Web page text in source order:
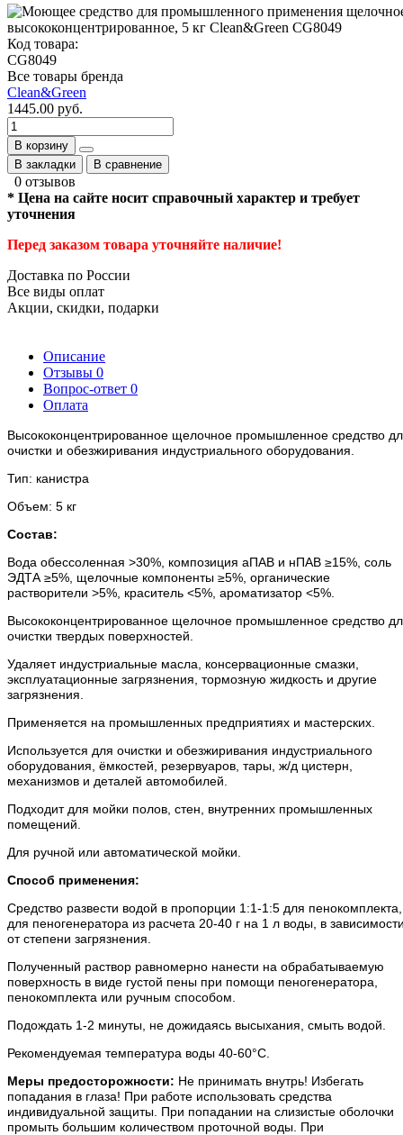
Код товара:
CG8049
Все товары бренда
Clean&Green
1445.00 руб.
В корзину
В закладки
В сравнение
0 отзывов
* Цена на сайте носит справочный характер и требует
уточнения
Перед заказом товара уточняйте наличие!
Доставка по России
Все виды оплат
Акции, скидки, подарки
Описание
Отзывы 0
Вопрос-ответ 0
Оплата
Высококонцентрированное щелочное промышленное средство
очистки и обезжиривания индустриального оборудования.
Тип: канистра
Объем: 5 кг
Состав:
Вода обессоленная >30%, композиция аПАВ и нПАВ ≥15%, соль
ЭДТА ≥5%, щелочные компоненты ≥5%, органические
растворители >5%, краситель <5%, ароматизатор <5%.
Высококонцентрированное щелочное промышленное средство
очистки твердых поверхностей.
Удаляет индустриальные масла, консервационные смазки,
эксплуатационные загрязнения, тормозную жидкость и другие
загрязнения.
Применяется на промышленных предприятиях и мастерских.
Используется для очистки и обезжиривания индустриального
оборудования, ёмкостей, резервуаров, тары, ж/д цистерн,
механизмов и деталей автомобилей.
Подходит для мойки полов, стен, внутренних промышленных
помещений.
Для ручной или автоматической мойки.
Способ применения:
Средство развести водой в пропорции 1:1-1:5 для пенокомплекта,
для пеногенератора из расчета 20-40 г на 1 л воды, в
от степени загрязнения.
Полученный раствор равномерно нанести на обрабатываемую
поверхность в виде густой пены при помощи пеногенератора,
пенокомплекта или ручным способом.
Подождать 1-2 минуты, не дожидаясь высыхания, смыть водой.
Рекомендуемая температура воды 40-60°С.
Меры предосторожности: Не принимать внутрь! Избегать
попадания в глаза! При работе использовать средства
индивидуальной защиты. При попадании на слизистые оболочки
промыть большим количеством проточной воды. При